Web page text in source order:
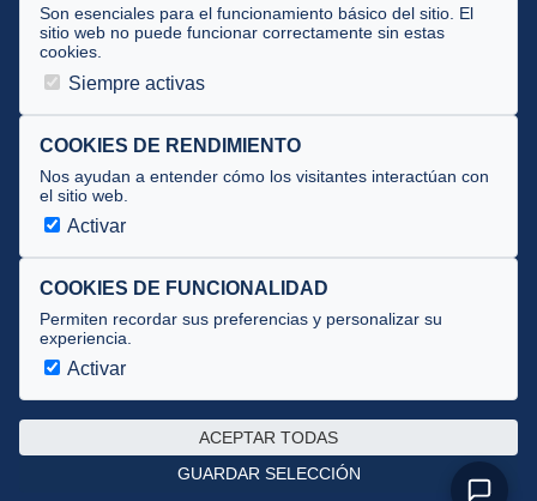
Tecnificación
JUECES Y OFICIALES
Documentos
Cursos
Circulares oficiales
Convocatorias y Equipaciones
Av. José Atarés 101, semisótano. 50018 Zaragoza
Privacidad · Cookies
Son esenciales para el funcionamiento básico del sitio. El
sitio web no puede funcionar correctamente sin estas
cookies.
Siempre activas
COOKIES DE RENDIMIENTO
Nos ayudan a entender cómo los visitantes interactúan con
el sitio web.
Activar
COOKIES DE FUNCIONALIDAD
Permiten recordar sus preferencias y personalizar su
experiencia.
Activar
ACEPTAR TODAS
GUARDAR SELECCIÓN